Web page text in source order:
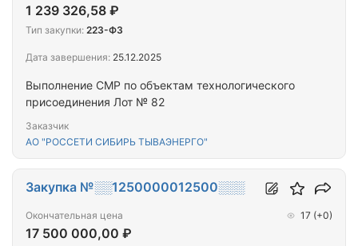
Выполнение СМР по объектам технологического
присоединения Лот № 82
Заказчик
АО "РОССЕТИ СИБИРЬ ТЫВАЭНЕРГО"
1 239 326,58 ₽
Тип закупки: 223-ФЗ
Дата завершения: 25.12.2025
Закупка №░░1250000012500░░░
Окончательная цена
17 500 000,00 ₽
17 (+0)